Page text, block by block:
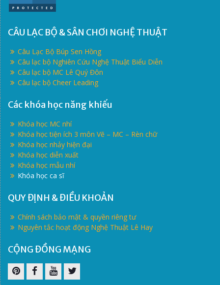
CÂU LẠC BỘ & SÂN CHƠI NGHỆ THUẬT
Câu Lạc Bộ Búp Sen Hồng
Câu lạc bộ Nghiên Cứu Nghệ Thuật Biểu Diễn
Câu lạc bộ MC Lê Quý Đôn
Câu lạc bộ Cheer Leading
Các khóa học năng khiếu
Khóa học MC nhí
Khóa học tiện ích 3 môn Vẽ – MC – Rèn chữ
Khóa học nhảy hiện đại
Khóa học diễn xuất
Khóa học mẫu nhí
Khóa học ca sĩ
QUY ĐỊNH & ĐIỀU KHOẢN
Chính sách bảo mật & quyền riêng tư
Nguyên tắc hoạt động Nghệ Thuật Lê Hay
CỘNG ĐỒNG MẠNG